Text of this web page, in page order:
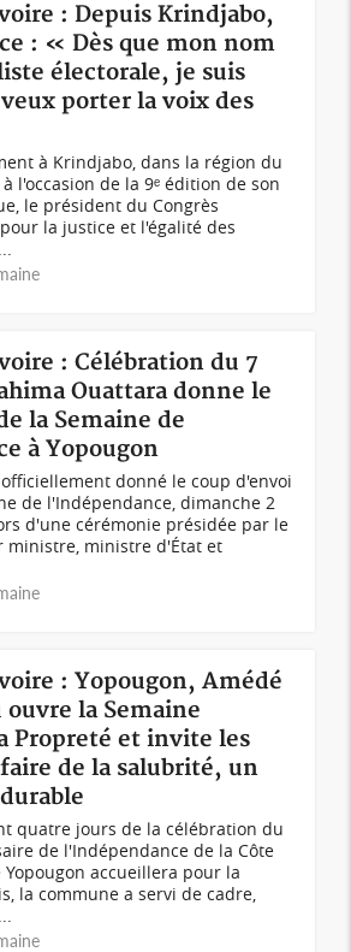
: Depuis Krindjabo,
: « Dès que mon nom
électorale, je suis
porter la voix des
à Krindjabo, dans la région du
à l'occasion de la 9ᵉ édition de son
le président du Congrès
la justice et l'égalité des
: Célébration du 7
Ouattara donne le
la Semaine de
à Yopougon
donné le coup d'envoi
de l'Indépendance, dimanche 2
d'une cérémonie présidée par le
ministre, ministre d'État et
: Yopougon, Amédé
la Semaine
Propreté et invite les
de la salubrité, un
quatre jours de la célébration du
de l'Indépendance de la Côte
accueillera pour la
la commune a servi de cadre,